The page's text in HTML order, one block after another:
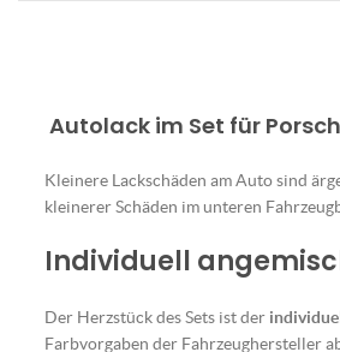
Autolack im Set für
Kleinere Lackschäden am Auto sind
kleinerer Schäden im unteren
Individuell
Der Herzstück des Sets ist der
Farbvorgaben der Fahrzeughersteller